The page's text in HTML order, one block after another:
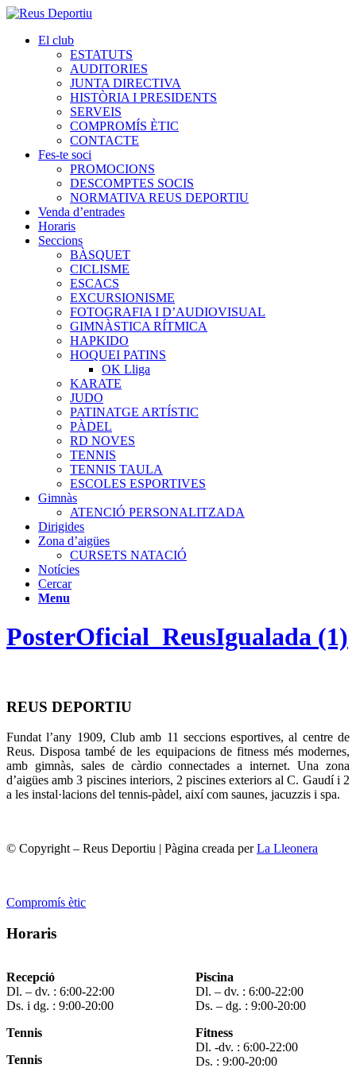
El club
ESTATUTS
AUDITORIES
JUNTA DIRECTIVA
HISTÒRIA I PRESIDENTS
SERVEIS
COMPROMÍS ÈTIC
CONTACTE
Fes-te soci
PROMOCIONS
DESCOMPTES SOCIS
NORMATIVA REUS DEPORTIU
Venda d’entrades
Horaris
Seccions
BÀSQUET
CICLISME
ESCACS
EXCURSIONISME
FOTOGRAFIA I D’AUDIOVISUAL
GIMNÀSTICA RÍTMICA
HAPKIDO
HOQUEI PATINS
OK Lliga
KARATE
JUDO
PATINATGE ARTÍSTIC
PÀDEL
RD NOVES
TENNIS
TENNIS TAULA
ESCOLES ESPORTIVES
Gimnàs
ATENCIÓ PERSONALITZADA
Dirigides
Zona d’aigües
CURSETS NATACIÓ
Notícies
Cercar
Menu
PosterOficial_ReusIgualada (1)
REUS DEPORTIU
Fundat l’any 1909, Club amb 11 seccions esportives, al centre de
Reus. Disposa també de les equipacions de fitness més modernes,
amb gimnàs, sales de càrdio connectades a internet. Una zona
d’aigües amb 3 piscines interiors, 2 piscines exteriors al C. Gaudí i 2
a les instal·lacions del tennis-pàdel, així com saunes, jacuzzis i spa.
© Copyright – Reus Deportiu | Pàgina creada perLa Lleonera
Compromís ètic
Horaris
Recepció
Dl. – dv. : 6:00-22:00
Ds. i dg. : 9:00-20:00
Tennis
Tennis
Piscina
Dl. – dv. : 6:00-22:00
Ds. – dg. : 9:00-20:00
Fitness
Dl. -dv. : 6:00-22:00
Ds. : 9:00-20:00